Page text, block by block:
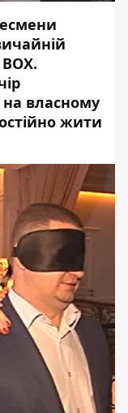
власному
жити